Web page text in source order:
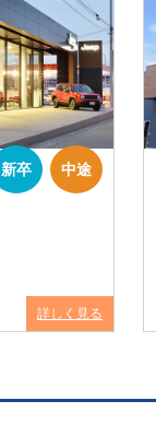
新卒 中途
詳しく見る